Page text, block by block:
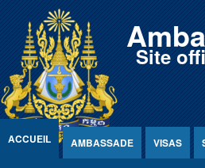
Jump to Content
Site
ACCUEIL AMBASSADE VISAS